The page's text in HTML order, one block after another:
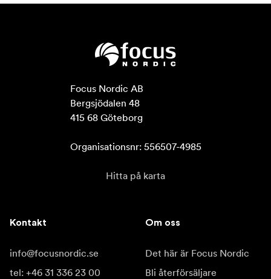
Focus Nordic AB
Bergsjödalen 48
415 68 Göteborg
Organisationsnr: 556507-4985
Hitta på karta
Kontakt
info@focusnordic.se
tel: +46 31 336 23 00
Om oss
Det här är Focus Nordic
Bli återförsäljare